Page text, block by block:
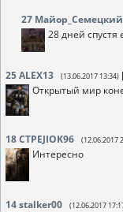
27
28 дней
25ALEX13 (13.06.2017 13:34)
Открытый мир
18CTPEJIOK96 (12.06.2017
Интересно
14stalker00 (12.06.2017